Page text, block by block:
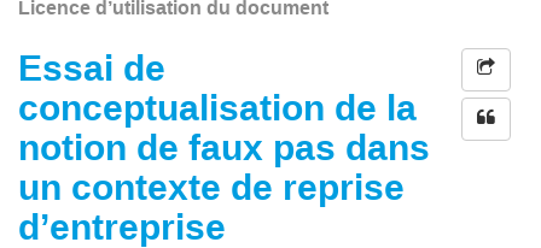
Licence d’utilisation du document
Essai de
conceptualisation de la
notion de faux pas dans
un contexte de reprise
d’entreprise